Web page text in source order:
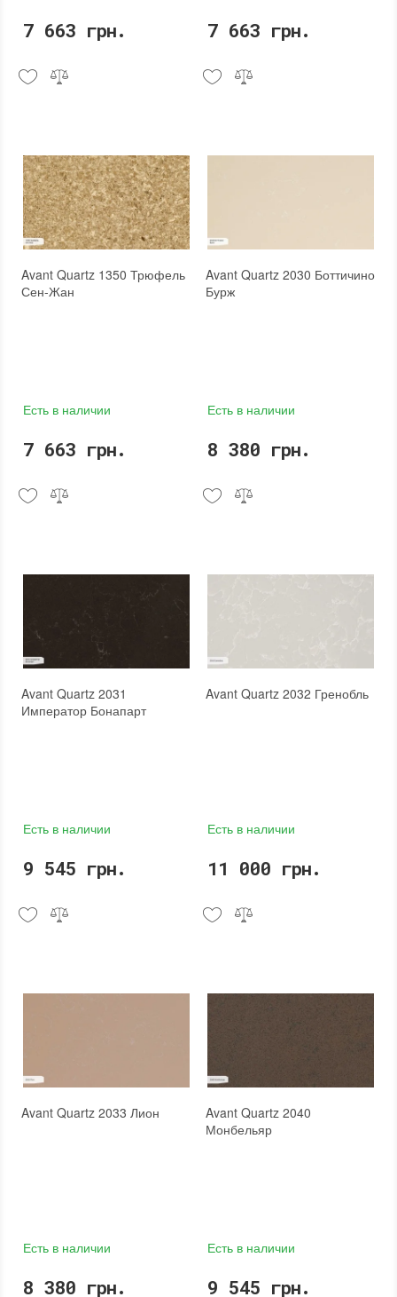
7 663 грн. 7 663 грн.
Avant Quartz 1350 Трюфель
Сен-Жан
Есть в наличии
7 663 грн.
Avant Quartz 2030 Боттичино
Бурж
Есть в наличии
8 380 грн.
Avant Quartz 2031
Император Бонапарт
Есть в наличии
9 545 грн.
Avant Quartz 2032 Гренобль
Есть в наличии
11 000 грн.
Avant Quartz 2033 Лион
Есть в наличии
8 380 грн.
Avant Quartz 2040
Монбельяр
Есть в наличии
9 545 грн.